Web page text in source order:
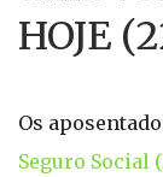
HOJE
Os
Seguro Social